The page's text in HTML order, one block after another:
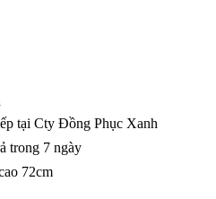
tại Cty Đồng Phục Xanh
trong 7 ngày
72cm